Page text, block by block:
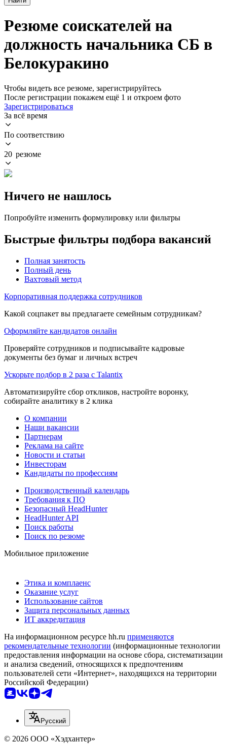
Резюме соискателей на
должность начальника СБ в
Белокуракино
Чтобы видеть все резюме, зарегистрируйтесь
После регистрации покажем ещё 1 и откроем фото
Зарегистрироваться
За всё время
По соответствию
20 резюме
Ничего не нашлось
Попробуйте изменить формулировку или фильтры
Быстрые фильтры подбора вакансий
Полная занятость
Полный день
Вахтовый метод
Корпоративная поддержка сотрудников
Какой соцпакет вы предлагаете семейным сотрудникам?
Оформляйте кандидатов онлайн
Проверяйте сотрудников и подписывайте кадровые
документы без бумаг и личных встреч
Ускорьте подбор в 2 раза с Talantix
Автоматизируйте сбор откликов, настройте воронку,
собирайте аналитику в 2 клика
О компании
Наши вакансии
Партнерам
Реклама на сайте
Новости и статьи
Инвесторам
Кандидаты по профессиям
Производственный календарь
Требования к ПО
Безопасный HeadHunter
HeadHunter API
Поиск работы
Поиск по резюме
Мобильное приложение
Этика и комплаенс
Оказание услуг
Использование сайтов
Защита персональных данных
ИТ аккредитация
На информационном ресурсе hh.ru применяются
рекомендательные технологии (информационные технологии
предоставления информации на основе сбора, систематизации
и анализа сведений, относящихся к предпочтениям
пользователей сети «Интернет», находящихся на территории
Российской Федерации)
Русский
© 2026 ООО «Хэдхантер»